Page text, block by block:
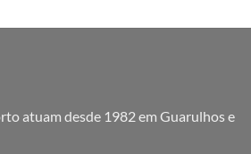
atuam desde 1982 em Guarulhos e